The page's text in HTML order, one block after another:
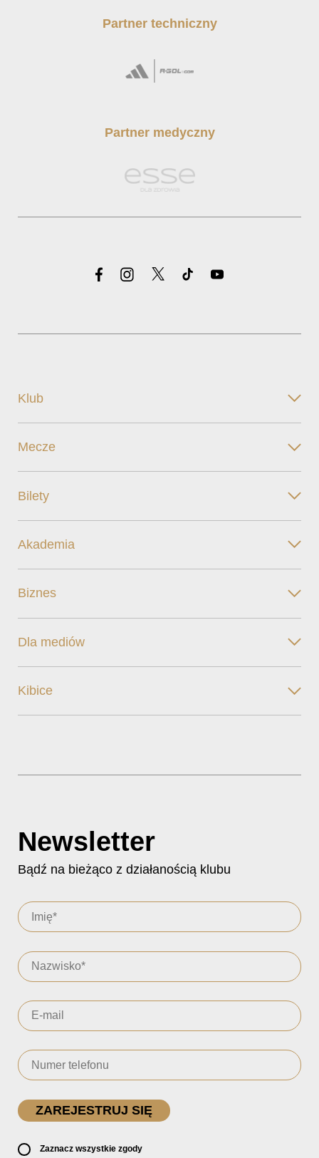
Partner techniczny
Partner medyczny
Klub
Mecze
Bilety
Akademia
Biznes
Dla mediów
Kibice
Newsletter
Bądź na bieżąco z działanością klubu
Zaznacz wszystkie zgody